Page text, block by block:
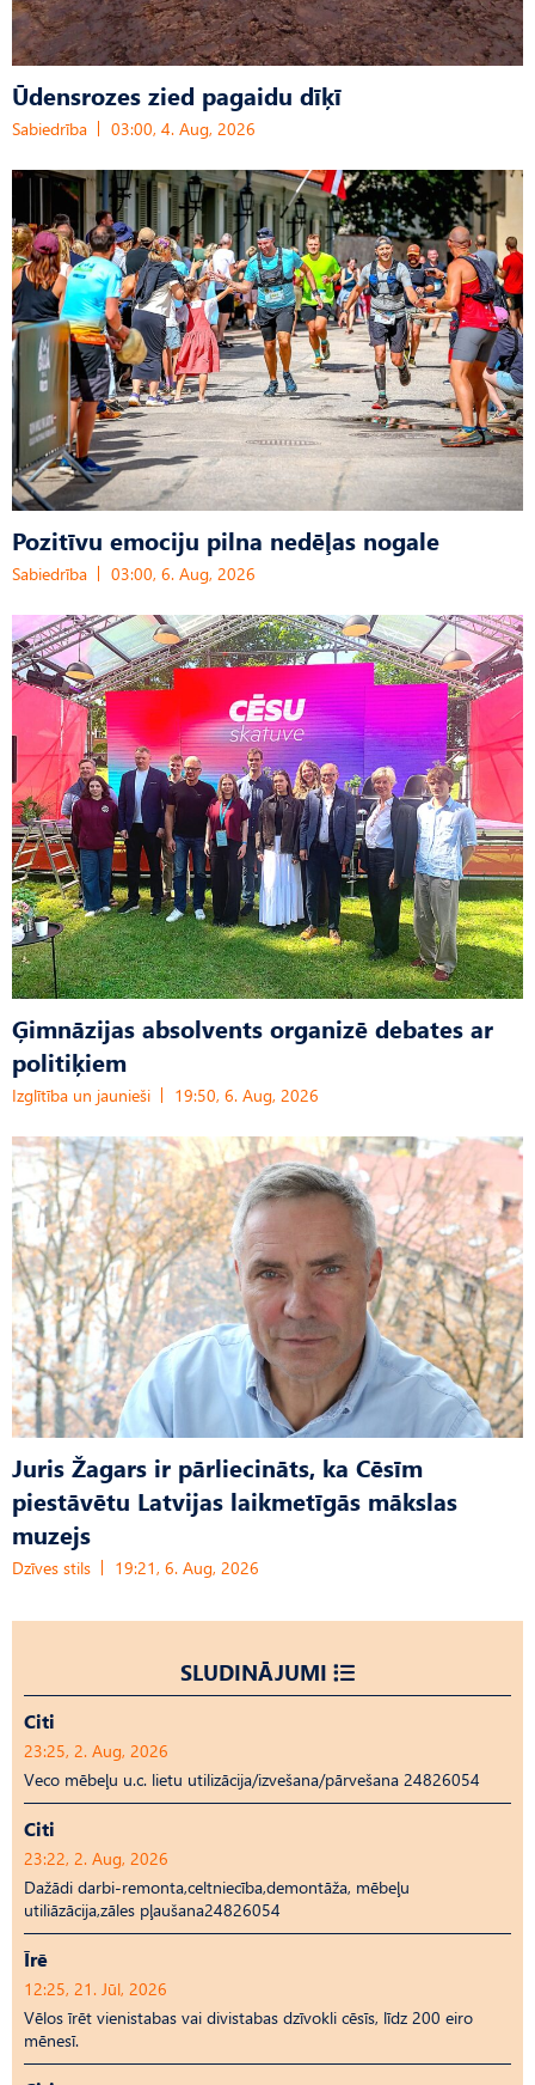
Ūdensrozes zied pagaidu dīķī
Sabiedrība 03:00, 4. Aug, 2026
Pozitīvu emociju pilna nedēļas nogale
Sabiedrība 03:00, 6. Aug, 2026
Ģimnāzijas absolvents organizē debates ar
politiķiem
Izglītība un jaunieši 19:50, 6. Aug, 2026
Juris Žagars ir pārliecināts, ka Cēsīm
piestāvētu Latvijas laikmetīgās mākslas
muzejs
Dzīves stils 19:21, 6. Aug, 2026
SLUDINĀJUMI
Citi
23:25, 2. Aug, 2026
Veco mēbeļu u.c. lietu utilizācija/izvešana/pārvešana 24826054
Citi
23:22, 2. Aug, 2026
Dažādi darbi-remonta,celtniecība,demontāža, mēbeļu
utiliāzācija,zāles pļaušana24826054
Īrē
12:25, 21. Jūl, 2026
Vēlos īrēt vienistabas vai divistabas dzīvokli cēsīs, līdz 200 eiro
mēnesī.